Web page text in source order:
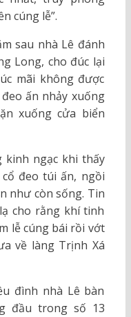
cúng lễ”.
sau nhà Lê đánh
Long, cho đúc lại
mãi không được
ấn nhảy xuống
xuống cửa biển
kinh ngạc khi thấy
đeo túi ấn, ngồi
như còn sống. Tin
cho rằng khí tinh
lễ cúng bái rồi vớt
về làng Trịnh Xá
đình nhà Lê bàn
đầu trong số 13